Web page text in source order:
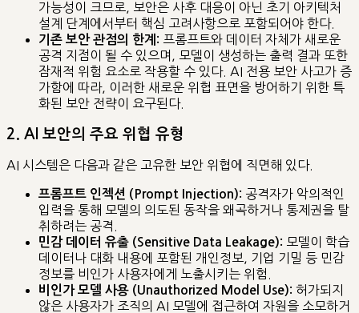
가능성이 크므로, 보안은 사후 대응이 아닌 초기 아키텍처
설계 단계에서부터 핵심 고려사항으로 포함되어야 한다.
기존 보안 관점의 한계: 프롬프트와 데이터 자체가 새로운
공격 지점이 될 수 있으며, 모델이 생성하는 출력 결과 또한
잠재적 위험 요소로 작용할 수 있다. AI 전용 보안 사고가 증
가함에 따라, 이러한 새로운 위협 표면을 방어하기 위한 특
화된 보안 전략이 요구된다.
2. AI 보안의 주요 위협 유형
AI 시스템은 다음과 같은 고유한 보안 위협에 직면해 있다.
프롬프트 인젝션 (Prompt Injection): 공격자가 악의적인
입력을 통해 모델의 의도된 동작을 왜곡하거나 통제권을 탈
취하려는 공격.
민감 데이터 유출 (Sensitive Data Leakage): 모델이 학습
데이터나 대화 내용에 포함된 개인정보, 기업 기밀 등 민감
정보를 비인가 사용자에게 노출시키는 위험.
비인가 모델 사용 (Unauthorized Model Use): 허가되지
않은 사용자가 조직의 AI 모델에 접근하여 자원을 소모하거